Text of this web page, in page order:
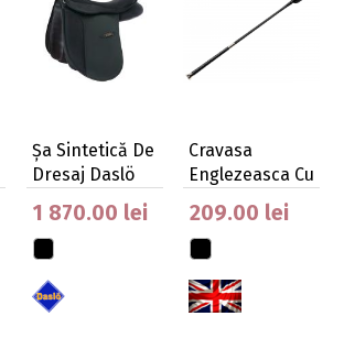
Şa Sintetică De
Dresaj Daslö
Cu Sistem …
1 870.00 lei
Cravasa
Englezeasca Cu
Buton Metalic
209.00 lei